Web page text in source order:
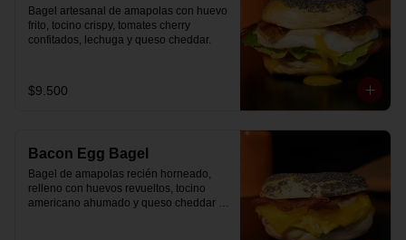
Bagel artesanal de amapolas con huevo
frito, tocino crispy, tomates cherry
confitados, lechuga y queso cheddar.
$9.500
Bacon Egg Bagel
Bagel de amapolas recién horneado,
relleno con huevos revueltos, tocino
americano ahumado y queso cheddar